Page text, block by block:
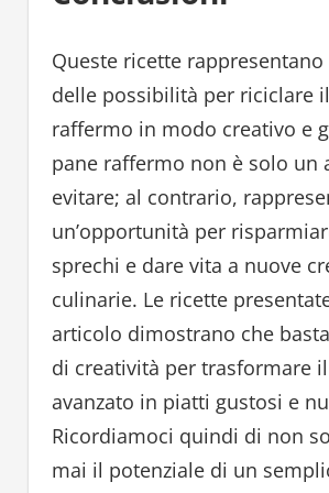
Queste ricette
delle possibilità per riciclare
raffermo in modo creativo e
pane raffermo non è solo un
evitare; al contrario,
un’opportunità per
sprechi e dare vita a nuove
culinarie. Le ricette
articolo dimostrano che
di creatività per trasformare
avanzato in piatti gustosi e
Ricordiamoci quindi di non
mai il potenziale di un